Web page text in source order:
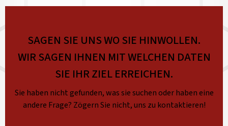
SAGEN SIE UNS WO SIE HINWOLLEN.
WIR SAGEN IHNEN MIT WELCHEN DATEN
SIE IHR ZIEL ERREICHEN.
Sie haben nicht gefunden, was sie suchen oder haben eine
andere Frage? Zögern Sie nicht, uns zu kontaktieren!